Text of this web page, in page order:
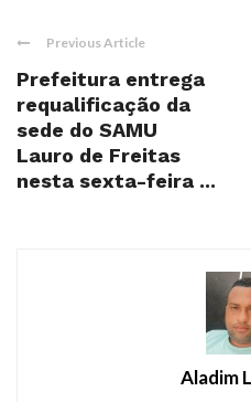
Previous Article
Prefeitura entrega
requalificação da
sede do SAMU
Lauro de Freitas
nesta sexta-feira ...
Aladim